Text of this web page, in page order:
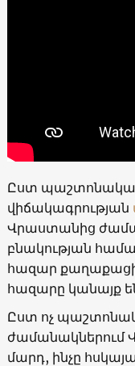
Ըստ
վիճակագրության
Վրաստանից
բնակության
հազար
հազարը կանայք
Ըստ ոչ
ժամանակներում
մարդ, ինչը